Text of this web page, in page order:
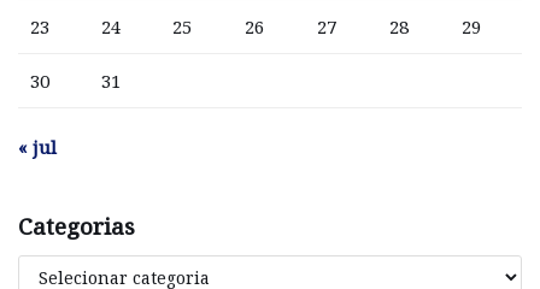
23 24 25 26 27 28 29
30 31
« jul
Categorias